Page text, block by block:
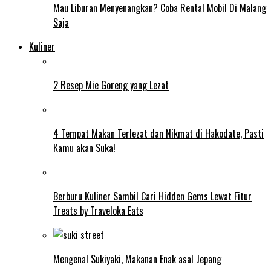
Mau Liburan Menyenangkan? Coba Rental Mobil Di Malang
Saja
Kuliner
2 Resep Mie Goreng yang Lezat
4 Tempat Makan Terlezat dan Nikmat di Hakodate, Pasti
Kamu akan Suka!
Berburu Kuliner Sambil Cari Hidden Gems Lewat Fitur
Treats by Traveloka Eats
Mengenal Sukiyaki, Makanan Enak asal Jepang